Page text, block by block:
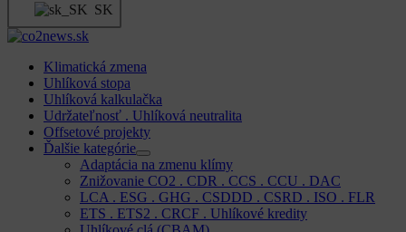
SK
Klimatická zmena
Uhlíková stopa
Uhlíková kalkulačka
Udržateľnosť . Uhlíková neutralita
Offsetové projekty
Ďalšie kategórie
Adaptácia na zmenu klímy
Znižovanie CO2 . CDR . CCS . CCU . DAC
LCA . ESG . GHG . CSDDD . CSRD . ISO . FLR
ETS . ETS2 . CRCF . Uhlíkové kredity